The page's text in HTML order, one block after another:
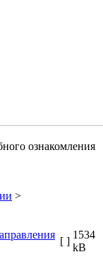
ознакомления
>
[ ]
1534
kB